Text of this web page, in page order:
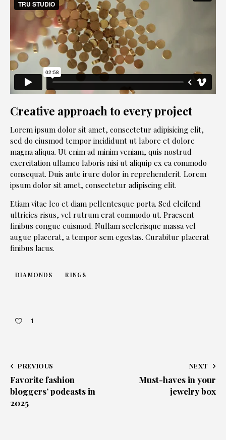
Creative approach to every project
Lorem ipsum dolor sit amet, consectetur adipisicing elit,
sed do eiusmod tempor incididunt ut labore et dolore
magna aliqua. Ut enim ad minim veniam, quis nostrud
exercitation ullamco laboris nisi ut aliquip ex ea commodo
consequat. Duis aute irure dolor in reprehenderit. Lorem
ipsum dolor sit amet, consectetur adipiscing elit.
Etiam vitae leo et diam pellentesque porta. Sed eleifend
ultricies risus, vel rutrum erat commodo ut. Praesent
finibus congue euismod. Nullam scelerisque massa vel
augue placerat, a tempor sem egestas. Curabitur placerat
finibus lacus.
DIAMONDS RINGS
1
PREVIOUS
Favorite fashion
bloggers’ podcasts in
2025
NEXT
Must-haves in your
jewelry box